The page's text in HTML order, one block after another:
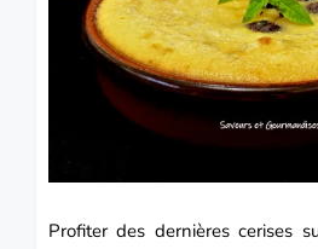
Profiter des dernières cerises